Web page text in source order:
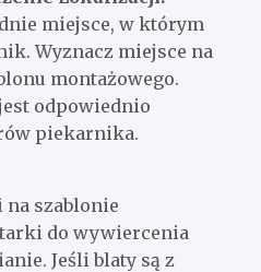
miejsce, w którym
Wyznacz miejsce na
montażowego.
odpowiednio
piekarnika.
na szablonie
do wywiercenia
Jeśli blaty są z